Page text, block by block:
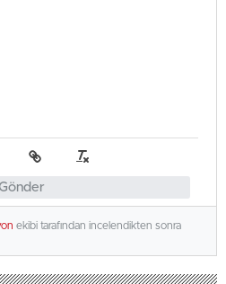
ekibi tarafından incelendikten sonra